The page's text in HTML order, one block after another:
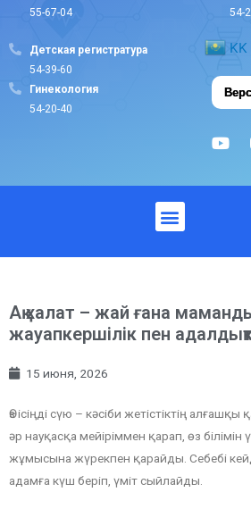
55-67-04
54-
Детская регистратура
54-39-60
Гинекология
54-20-40
KK
Ақ халат – жай ғана
жауапкершілік пен
15 июня, 2026
Өз ісіңді сүю – кәсіби жетістіктің
әр науқасқа мейіріммен қарап, өз білімін
жұмысына жүрекпен қарайды. Себебі
адамға күш беріп, үміт сыйлайды.